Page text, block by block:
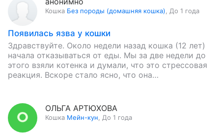
Кошка Без породы (домашняя кошка) До 1 года
Появилась язва у кошки
Здравствуйте. Около недели назад кошка (12 лет)
начала отказываться от еды. Мы за две недели до
этого взяли котенка и думали, что это стрессовая
реакция. Вскоре стало ясно, что она…
ОЛЬГА АРТЮХОВА
Кошка Мейн-кун До 1 года